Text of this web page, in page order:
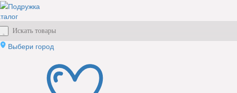
Выбери город